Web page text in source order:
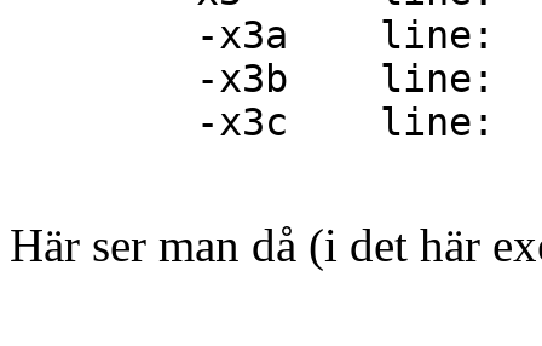
-x3a line:
-x3b line:
-x3c line:
Här ser man då (i det här